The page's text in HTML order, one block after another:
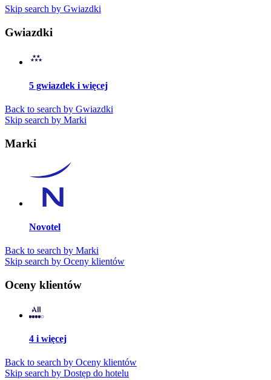
Skip search by Gwiazdki
Gwiazdki
5 gwiazdek i więcej
Back to search by Gwiazdki
Skip search by Marki
Marki
Novotel
Back to search by Marki
Skip search by Oceny klientów
Oceny klientów
4 i więcej
Back to search by Oceny klientów
Skip search by Dostęp do hotelu